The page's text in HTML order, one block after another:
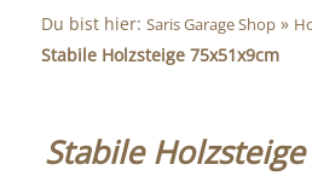
Du bist hier: Saris Garage Shop»
Stabile Holzsteige 75x51x9cm
Stabile